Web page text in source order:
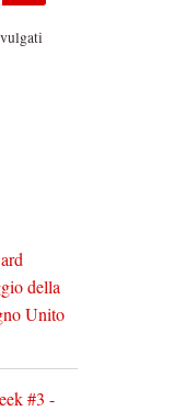
della
Unito
#3 -